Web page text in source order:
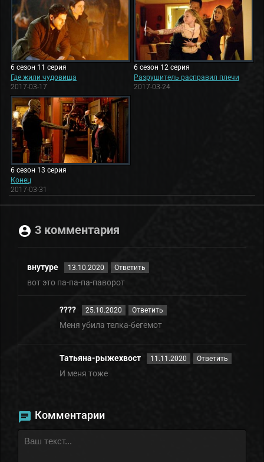
6 сезон 11 серия
Где жили чудовища
2017-03-17
6 сезон 12 серия
Разрушитель расправил плечи
2017-03-24
6 сезон 13 серия
Конец
2017-03-31
3 комментария
внутуре 13.10.2020 Ответить
вот это па-па-па-паворот
???? 25.10.2020 Ответить
Меня убила телка-бегемот
Татьяна-рыжехвост 11.11.2020 Ответить
И меня тоже
Комментарии